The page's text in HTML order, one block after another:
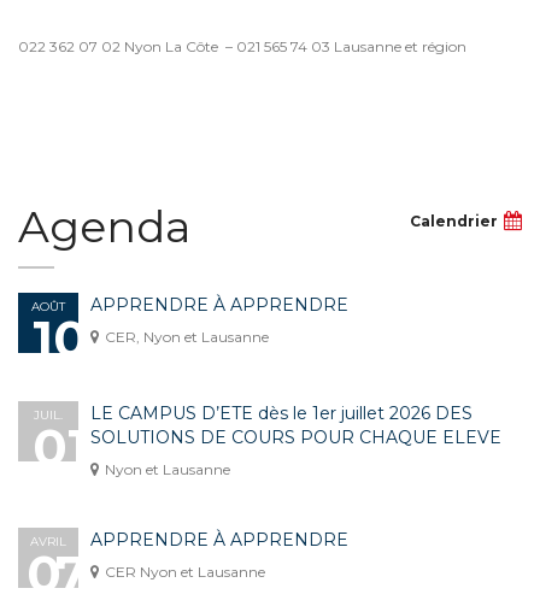
022 362 07 02 Nyon La Côte – 021 565 74 03 Lausanne et région
Agenda Calendrier
AOÛT
10
APPRENDRE À APPRENDRE
CER, Nyon et Lausanne
JUIL.
01
LE CAMPUS D’ETE dès le 1er juillet 2026 DES
SOLUTIONS DE COURS POUR CHAQUE ELEVE
Nyon et Lausanne
AVRIL
07
APPRENDRE À APPRENDRE
CER Nyon et Lausanne